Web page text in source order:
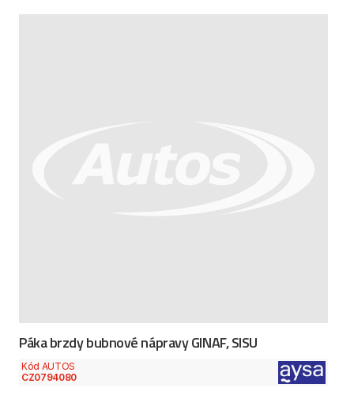
Páka brzdy bubnové nápravy GINAF, SISU
Kód AUTOS
CZ0794080